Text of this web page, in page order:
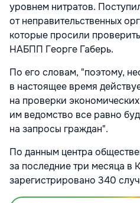
уровнем нитратов.
от неправительственных
которые просили
НАБПП Георге Габерь.
По его словам, "поэтому,
в настоящее время
на проверки
им ведомство все равно
на запросы граждан".
По данным центра
за последние три месяца в
зарегистрировано 340